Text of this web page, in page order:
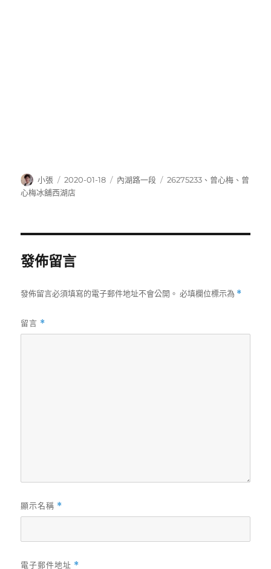
作
者
小張
發
佈
2020-01-18
分
內湖路一段
標
26275233 、 曾心梅 、 曾
心梅冰舖西湖店
發佈留言
發佈留言必須填寫的電子郵件地址不會公開。 必填欄位標示為 *
留言 *
顯示名稱 *
電子郵件地址 *